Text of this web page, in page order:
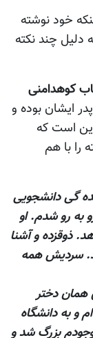
خود نوشته
دليل چند نکته
کوهدامنی
ايشان بوده و
است که
را با هم
گی دانشجویی
به رو شدم. او
ذوقزده و آشنا
سردیش همه
همان دختر
و به دانشگاه
بزرگ شد و